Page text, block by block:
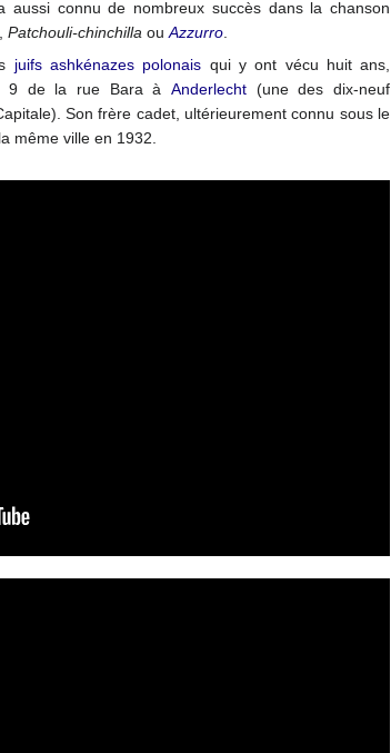
connu de nombreux succès dans la chanson
Patchouli-chinchilla ou Azzurro
juifs ashkénazes polonais qui y ont vécu huit ans,
9 de la rue Bara à Anderlecht (une des dix-neuf
Son frère cadet, ultérieurement connu sous le
même ville en 1932.